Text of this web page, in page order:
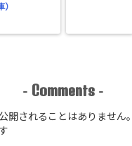
）
- Comments -
開されることはありません。